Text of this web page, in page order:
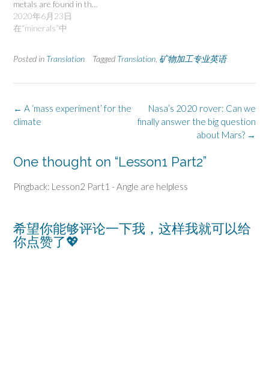
metals are found in th…
2020年6月23日
在“minerals”中
Posted in Translation Tagged Translation 矿物加工专业英语
Post
navigation
Nasa’s 2020 rover: Can we
finally answer the big question
about Mars? →
← A ‘mass experiment’ for the
climate
One thought on “Lesson1 Part2”
Pingback: Lesson2 Part1 - Angle are helpless
希望你能够评论一下我，这样我就可以给
你点赞了💖